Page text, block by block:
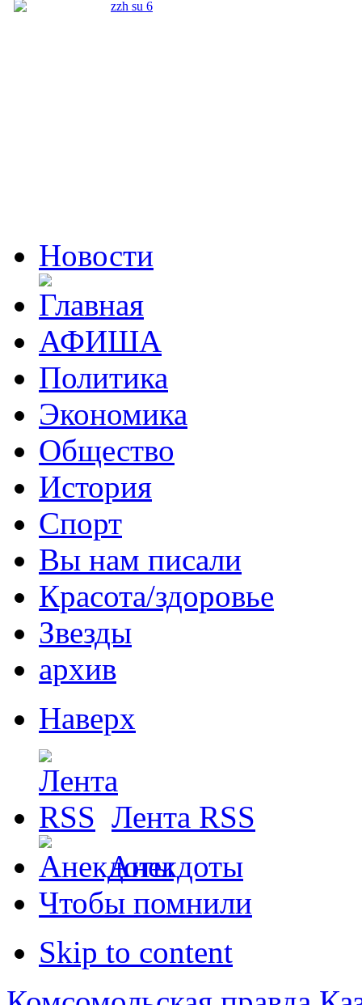
Новости
АФИША
Политика
Экономика
Общество
История
Спорт
Вы нам писали
Красота/здоровье
Звезды
архив
Наверх
Лента RSS
Анекдоты
Чтобы помнили
Skip to content